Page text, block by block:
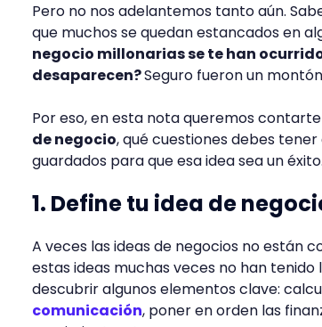
Pero no nos adelantemos tanto aún.
que muchos se quedan estancados en
negocio millonarias se te han
desaparecen?Seguro fueron un
Por eso, en esta nota queremos contarte
de negocio, qué cuestiones debes
guardados para que esa idea sea un
1. Define tu idea de
A veces las ideas de negocios no están
estas ideas muchas veces no han
descubrir algunos elementos clave:
comunicación, poner en orden las